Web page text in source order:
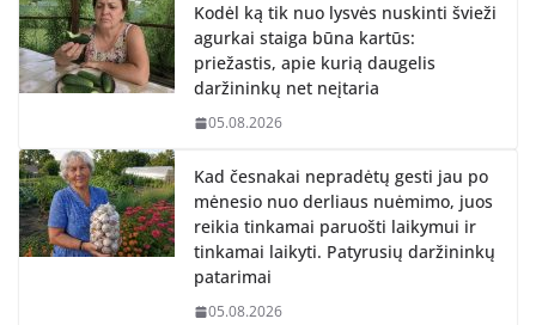
Kodėl ką tik nuo lysvės nuskinti švieži
agurkai staiga būna kartūs:
priežastis, apie kurią daugelis
daržininkų net neįtaria
05.08.2026
Kad česnakai nepradėtų gesti jau po
mėnesio nuo derliaus nuėmimo, juos
reikia tinkamai paruošti laikymui ir
tinkamai laikyti. Patyrusių daržininkų
patarimai
05.08.2026